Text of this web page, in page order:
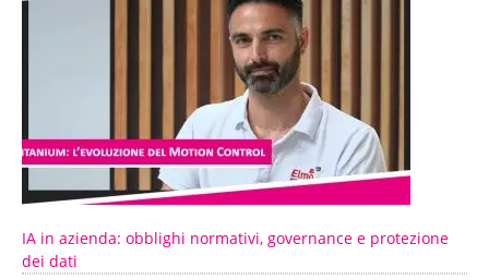
IA in azienda: obblighi normativi, governance e protezione
dei dati